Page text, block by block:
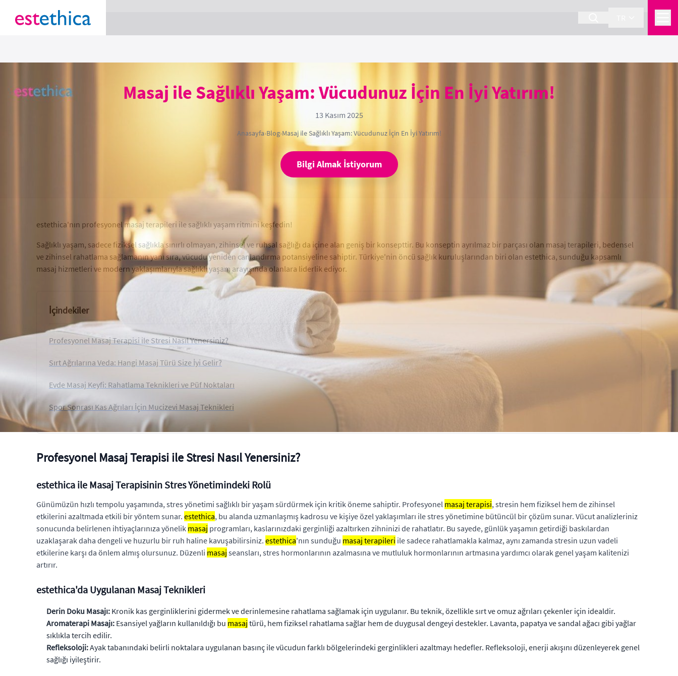
Masaj ile Sağlıklı Yaşam: Vücudunuz İçin En İyi Yatırım!
13 Kasım 2025
Anasayfa›Blog›Masaj ile Sağlıklı Yaşam: Vücudunuz İçin En İyi Yatırım!
Bilgi Almak İstiyorum
estethica'nın profesyonel masaj terapileri ile sağlıklı yaşam ritmini keşfedin!
Sağlıklı yaşam, sadece fiziksel sağlıkla sınırlı olmayan, zihinsel ve ruhsal sağlığı da içine alan geniş bir konsepttir. Bu konseptin ayrılmaz bir parçası olan masaj terapileri, bedensel
ve zihinsel rahatlama sağlamanın yanı sıra, vücudu yeniden canlandırma potansiyeline sahiptir. Türkiye'nin öncü sağlık kuruluşlarından biri olan estethica, sunduğu kapsamlı
masaj hizmetleri ve modern yaklaşımlarıyla sağlıklı yaşam arayışında olanlara liderlik ediyor.
İçindekiler
Profesyonel Masaj Terapisi ile Stresi Nasıl Yenersiniz?
Sırt Ağrılarına Veda: Hangi Masaj Türü Size İyi Gelir?
Evde Masaj Keyfi: Rahatlama Teknikleri ve Püf Noktaları
Spor Sonrası Kas Ağrıları İçin Mucizevi Masaj Teknikleri
Profesyonel Masaj Terapisi ile Stresi Nasıl Yenersiniz?
estethica ile Masaj Terapisinin Stres Yönetimindeki Rolü
Günümüzün hızlı tempolu yaşamında, stres yönetimi sağlıklı bir yaşam sürdürmek için kritik öneme sahiptir. Profesyonel masaj terapisi, stresin hem fiziksel hem de zihinsel
etkilerini azaltmada etkili bir yöntem sunar. estethica, bu alanda uzmanlaşmış kadrosu ve kişiye özel yaklaşımları ile stres yönetimine bütüncül bir çözüm sunar. Vücut analizleriniz
sonucunda belirlenen ihtiyaçlarınıza yönelik masaj programları, kaslarınızdaki gerginliği azaltırken zihninizi de rahatlatır. Bu sayede, günlük yaşamın getirdiği baskılardan
uzaklaşarak daha dengeli ve huzurlu bir ruh haline kavuşabilirsiniz. estethica'nın sunduğu masaj terapileri ile sadece rahatlamakla kalmaz, aynı zamanda stresin uzun vadeli
etkilerine karşı da önlem almış olursunuz. Düzenli masaj seansları, stres hormonlarının azalmasına ve mutluluk hormonlarının artmasına yardımcı olarak genel yaşam kalitenizi
artırır.
estethica'da Uygulanan Masaj Teknikleri
Derin Doku Masajı: Kronik kas gerginliklerini gidermek ve derinlemesine rahatlama sağlamak için uygulanır. Bu teknik, özellikle sırt ve omuz ağrıları çekenler için idealdir.
Aromaterapi Masajı: Esansiyel yağların kullanıldığı bu masaj türü, hem fiziksel rahatlama sağlar hem de duygusal dengeyi destekler. Lavanta, papatya ve sandal ağacı gibi yağlar
sıklıkla tercih edilir.
Refleksoloji:Ayak tabanındaki belirli noktalara uygulanan basınç ile vücudun farklı bölgelerindeki gerginlikleri azaltmayı hedefler. Refleksoloji, enerji akışını düzenleyerek genel
sağlığı iyileştirir.